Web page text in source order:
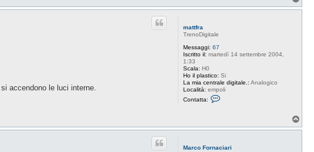
o
mattfra
TrenoDigitale
Messaggi: 67
Iscritto il: martedì 14 settembre 2004,
1:33
Scala: H0
Ho il plastico: Si
La mia centrale digitale.: Analogico
Località: empoli
Contatta:
t
a
accendono le luci interne.
o
Marco Fornaciari